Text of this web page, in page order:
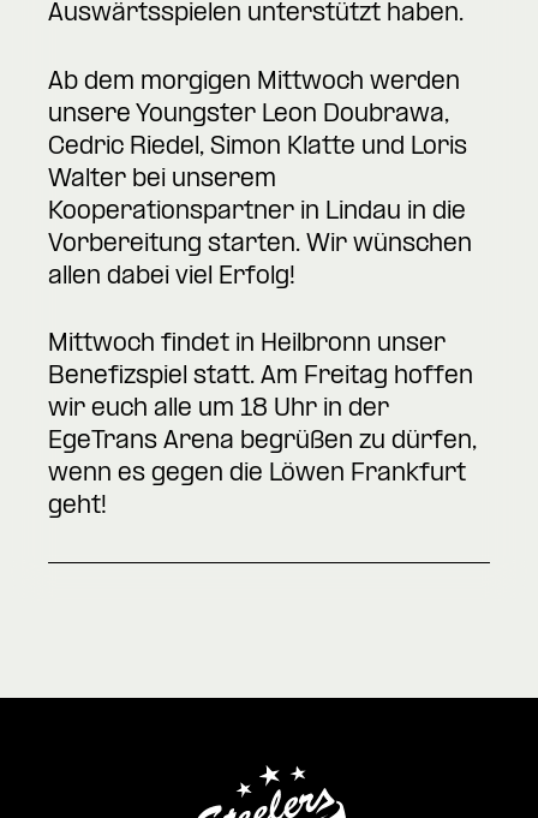
Auswärtsspielen unterstützt haben.
Ab dem morgigen Mittwoch werden
unsere Youngster Leon Doubrawa,
Cedric Riedel, Simon Klatte und Loris
Walter bei unserem
Kooperationspartner in Lindau in die
Vorbereitung starten. Wir wünschen
allen dabei viel Erfolg!
Mittwoch findet in Heilbronn unser
Benefizspiel statt. Am Freitag hoffen
wir euch alle um 18 Uhr in der
EgeTrans Arena begrüßen zu dürfen,
wenn es gegen die Löwen Frankfurt
geht!